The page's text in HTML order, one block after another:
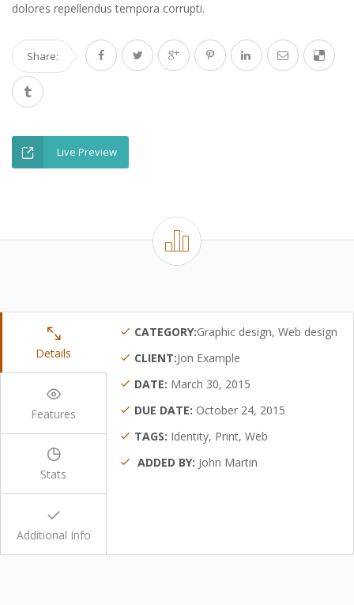
dolores repellendus tempora corrupti.
Share:
Live Preview
Details
Features
Stats
Additional Info
CATEGORY:Graphic design, Web design
CLIENT:Jon Example
DATE: March 30, 2015
DUE DATE: October 24, 2015
TAGS: Identity, Print, Web
ADDED BY: John Martin